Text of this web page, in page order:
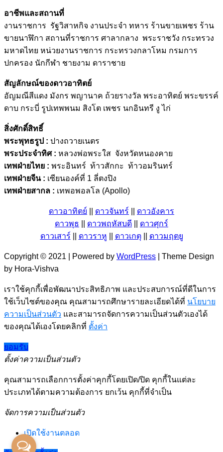
อาชีพและสถานที่
งานราชการ รัฐวิสาหกิจ งานประจำ ทหาร ร้านขายเพชร ร้าน
ขายนาฬิกา สถานที่ราชการ ศาลากลาง พระราชวัง กระทรวง
มหาดไทย หน่วยงานราชการ กระทรวงกลาโหม กรมการ
ปกครอง นักกีฬา ชายงาม ดาราชาย
สัญลักษณ์ของดาวอาทิตย์
อัญมณีสีแดง มังกร พญานาค ถ้วยรางวัล พระอาทิตย์ พระขรรค์
ดาบ กระบี่ รูปเทพพนม สิงโต เพชร นกอินทรี งู ไก่
สิ่งศักดิ์สิทธิ์
พระพุทธรูป : ปางถวายเนตร
พระประจำทิศ : หลวงพ่อพระใส จังหวัดหนองคาย
เทพฝ่ายไทย : พระอินทร์ ท้าวสักกะ ท้าวอมรินทร์
เทพฝ่ายจีน : เซียนองค์ที่ 1 ลี่ตงปิง
เทพฝ่ายสากล : เทพอพอลโล (Apollo)
ดาวอาทิตย์ ดาวจันทร์
ดาวอังคาร
ดาวพุธ
ดาวพฤหัสบดี
ดาวศุกร์
ดาวเสาร์
ดาวราหู ดาวเกตุ|| ดาวมฤตยู
Copyright © 2021 | Powered by WordPress
Theme Design
by Hora-Vishva
เราใช้คุกกี้เพื่อพัฒนาประสิทธิภาพ และประสบการณ์ที่ดีในการ
ใช้เว็บไซต์ของคุณ คุณสามารถศึกษารายละเอียดได้ที่ นโยบาย
ความเป็นส่วนตัว และสามารถจัดการความเป็นส่วนตัวเองได้
ของคุณได้เองโดยคลิกที่ ตั้งค่า
ยอมรับ
ตั้งค่าความเป็นส่วนตัว
คุณสามารถเลือกการตั้งค่าคุกกี้โดยเปิด/ปิด คุกกี้ในแต่ละ
ประเภทได้ตามความต้องการ ยกเว้น คุกกี้ที่จำเป็น
จัดการความเป็นส่วนตัว
เปิดใช้งานตลอด